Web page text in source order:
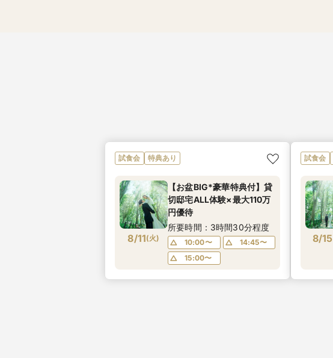
試食会 特典あり
8/11(火)
【お盆BIG*豪華特典付】貸
切邸宅ALL体験×最大110万
円優待
所要時間：3時間30分程度
10:00〜
14:45〜
15:00〜
試食会
8/15